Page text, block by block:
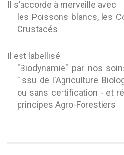
Il s’accorde à merveille avec
les Poissons blancs, les
Crustacés
Il est labellisé
"Biodynamie" par nos
"issu de l'Agriculture
ou sans certification - et
principes Agro-Forestiers